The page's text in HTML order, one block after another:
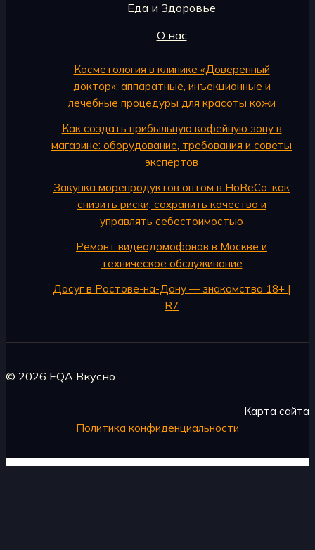
Еда и Здоровье
О нас
Косметология в клинике «Доверенный
доктор»: аппаратные, инъекционные и
лечебные процедуры для красоты кожи
Как создать прибыльную кофейную зону в
магазине: оборудование, требования и советы
экспертов
Закупка морепродуктов оптом в HoReCa: как
снизить риски, сохранить качество и
управлять себестоимостью
Ремонт видеодомофонов в Москве и
техническое обслуживание
Досуг в Ростове-на-Дону — знакомства 18+ |
R7
© 2026 EQA Вкусно
Карта сайта
Политика конфиденциальности